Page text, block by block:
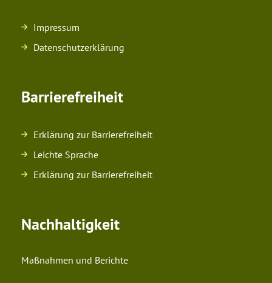
Impressum
Datenschutzerklärung
Barrierefreiheit
Erklärung zur Barrierefreiheit
Leichte Sprache
Erklärung zur Barrierefreiheit
Nachhaltigkeit
Maßnahmen und Berichte